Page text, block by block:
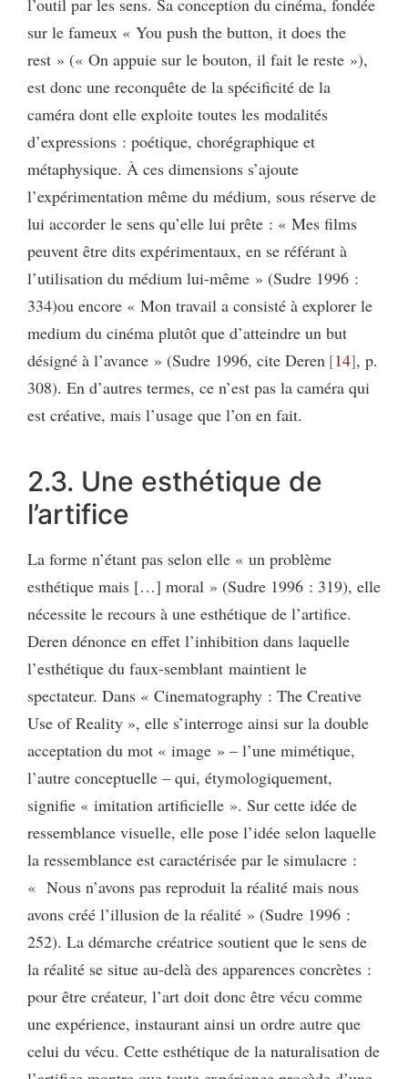
sur le fameux « You push the button, it does the
rest » (« On appuie sur le bouton, il fait le reste »),
est donc une reconquête de la spécificité de la
caméra dont elle exploite toutes les modalités
d’expressions : poétique, chorégraphique et
métaphysique. À ces dimensions s’ajoute
l’expérimentation même du médium, sous réserve de
lui accorder le sens qu’elle lui prête : « Mes films
peuvent être dits expérimentaux, en se référant à
l’utilisation du médium lui-même » (Sudre 1996 :
334)ou encore « Mon travail a consisté à explorer le
medium du cinéma plutôt que d’atteindre un but
désigné à l’avance » (Sudre 1996, cite Deren 14 , p.
308). En d’autres termes, ce n’est pas la caméra qui
est créative, mais l’usage que l’on en fait.
2.3. Une esthétique de
l’artifice
La forme n’étant pas selon elle « un problème
esthétique mais […] moral » (Sudre 1996 : 319), elle
nécessite le recours à une esthétique de l’artifice.
Deren dénonce en effet l’inhibition dans laquelle
l’esthétique du faux-semblant maintient le
spectateur. Dans « Cinematography : The Creative
Use of Reality », elle s’interroge ainsi sur la double
acceptation du mot « image » – l’une mimétique,
l’autre conceptuelle – qui, étymologiquement,
signifie « imitation artificielle ». Sur cette idée de
ressemblance visuelle, elle pose l’idée selon laquelle
la ressemblance est caractérisée par le simulacre :
« Nous n’avons pas reproduit la réalité mais nous
avons créé l’illusion de la réalité » (Sudre 1996 :
252). La démarche créatrice soutient que le sens de
la réalité se situe au-delà des apparences concrètes :
pour être créateur, l’art doit donc être vécu comme
une expérience, instaurant ainsi un ordre autre que
celui du vécu. Cette esthétique de la naturalisation de